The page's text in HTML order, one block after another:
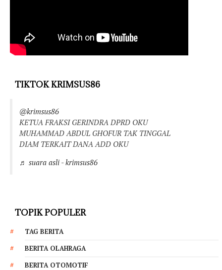
TIKTOK KRIMSUS86
@krimsus86
KETUA FRAKSI GERINDRA DPRD OKU
MUHAMMAD ABDUL GHOFUR TAK TINGGAL
DIAM TERKAIT DANA ADD OKU
♬ suara asli - krimsus86
TOPIK POPULER
TAG BERITA
BERITA OLAHRAGA
BERITA OTOMOTIF